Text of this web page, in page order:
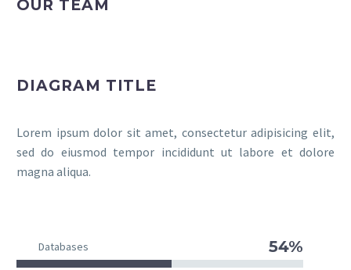
OUR TEAM
DIAGRAM TITLE
Lorem ipsum dolor sit amet, consectetur adipisicing elit,
sed do eiusmod tempor incididunt ut labore et dolore
magna aliqua.
Databases 54%